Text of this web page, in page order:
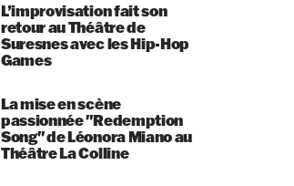
L’improvisation fait son
retour au Théâtre de
Suresnes avec les Hip-Hop
Games
La mise en scène
passionnée "Redemption
Song" de Léonora Miano au
Théâtre La Colline